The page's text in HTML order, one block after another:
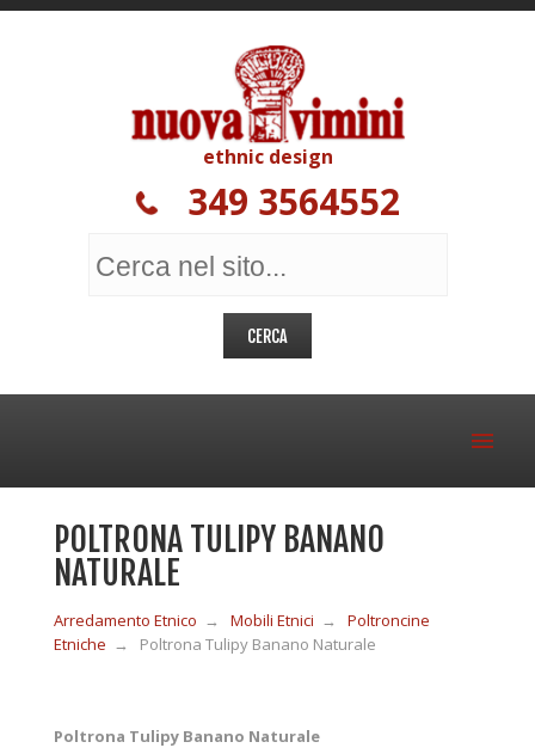
ethnic design
349 3564552
POLTRONA TULIPY BANANO
NATURALE
Arredamento Etnico → Mobili Etnici →
Poltroncine
Etniche → Poltrona Tulipy Banano Naturale
Poltrona Tulipy Banano Naturale